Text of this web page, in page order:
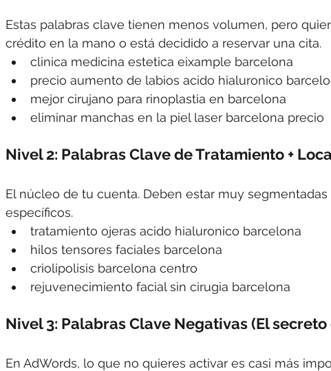
Estas palabras clave tienen menos volumen, pero
crédito en la mano o está decidido a reservar una cita.
clinica medicina estetica eixample barcelona
precio aumento de labios acido hialuronico
mejor cirujano para rinoplastia en barcelona
eliminar manchas en la piel laser barcelona precio
Nivel 2: Palabras Clave de Tratamiento +
El núcleo de tu cuenta. Deben estar muy
específicos.
tratamiento ojeras acido hialuronico barcelona
hilos tensores faciales barcelona
criolipolisis barcelona centro
rejuvenecimiento facial sin cirugia barcelona
Nivel 3: Palabras Clave Negativas (El
En AdWords, lo que no quieres activar es casi más